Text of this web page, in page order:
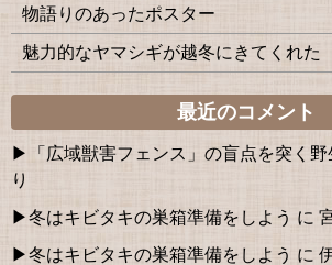
物語りのあったポスター
魅力的なヤマシギが越冬にきてくれた
最近のコメント
「広域獣害フェンス」の盲点を突く野
り
冬はキビタキの巣箱準備をしよう に
冬はキビタキの巣箱準備をしよう に